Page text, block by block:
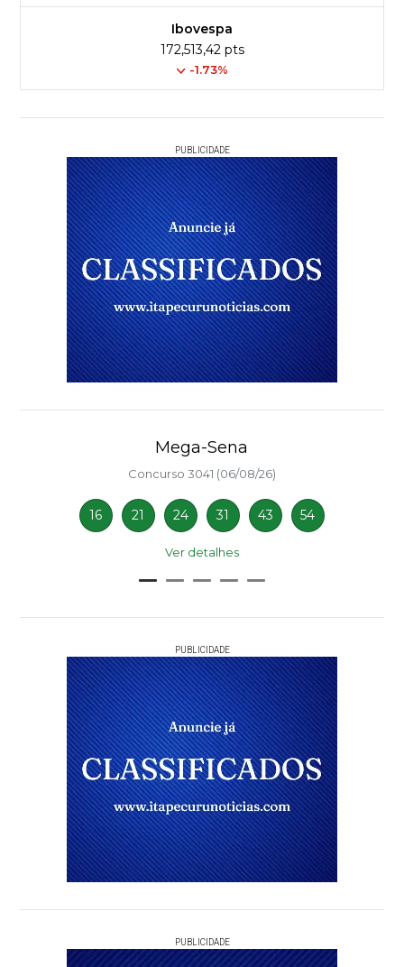
Ibovespa
172,513,42 pts
-1.73%
PUBLICIDADE
Mega-Sena
Concurso 3041 (06/08/26)
16 21 24 31 43 54
Ver detalhes
PUBLICIDADE
PUBLICIDADE